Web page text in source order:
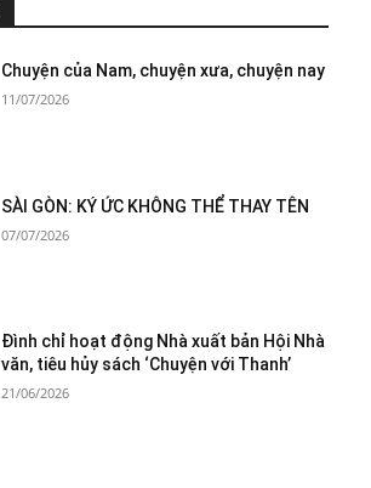
Chuyện của Nam, chuyện xưa, chuyện nay
11/07/2026
SÀI GÒN: KÝ ỨC KHÔNG THỂ THAY TÊN
07/07/2026
Đình chỉ hoạt động Nhà xuất bản Hội Nhà
văn, tiêu hủy sách ‘Chuyện với Thanh’
21/06/2026